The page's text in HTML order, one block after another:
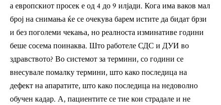
а европскиот просек е од 4 до 9 илјади. Кога има ваков мал
број на снимања ќе се очекува барем истите да бидат брзи
и без поголеми чекања, но реалноста изминативе години
беше сосема поинаква. Што работеле СДС и ДУИ во
здравството? Во системот за термини, со години се
внесувале помалку термини, што како последица на
дефект на апаратите, што како последица на недоволно
обучен кадар. А, пациентите се тие кои страдале и не